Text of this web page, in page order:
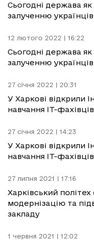
Сьогодні держава
залученню
12 лютого 2022 | 16:22
Сьогодні держава
залученню
27 січня 2022 | 20:31
У Харкові відкрили
навчання IT-фахівців
27 січня 2022 | 14:23
У Харкові відкрили
навчання IT-фахівців
27 липня 2021 | 17:16
Харківський
модернізацію та
закладу
1 червня 2021 | 12:02